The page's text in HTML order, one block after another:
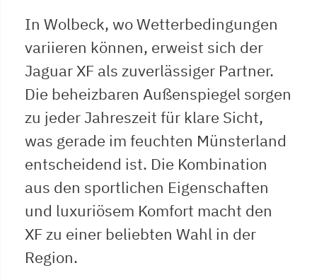
In Wolbeck, wo Wetterbedingungen
variieren können, erweist sich der
Jaguar XF als zuverlässiger Partner.
Die beheizbaren Außenspiegel sorgen
zu jeder Jahreszeit für klare Sicht,
was gerade im feuchten Münsterland
entscheidend ist. Die Kombination
aus den sportlichen Eigenschaften
und luxuriösem Komfort macht den
XF zu einer beliebten Wahl in der
Region.